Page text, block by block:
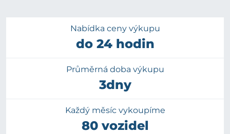
Nabídka ceny výkupu
do 24 hodin
Průměrná doba výkupu
3dny
Každý měsíc vykoupíme
80 vozidel